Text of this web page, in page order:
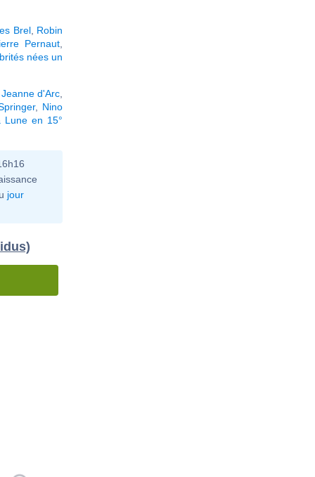
Brel, Robin
Pernaut
nées un
Jeanne d'Arc
, Nino
Lune en 15°
jour